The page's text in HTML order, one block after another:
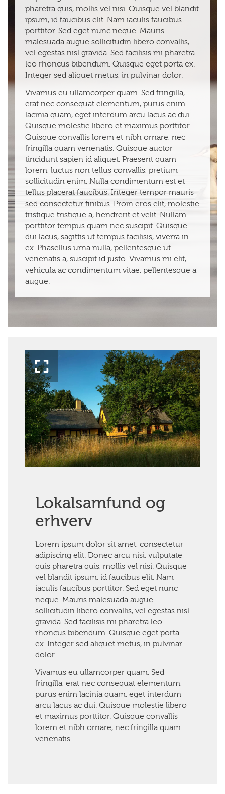
pharetra quis, mollis vel nisi. Quisque vel blandit
ipsum, id faucibus elit. Nam iaculis faucibus
porttitor. Sed eget nunc neque. Mauris
malesuada augue sollicitudin libero convallis,
vel egestas nisl gravida. Sed facilisis mi pharetra
leo rhoncus bibendum. Quisque eget porta ex.
Integer sed aliquet metus, in pulvinar dolor.
Vivamus eu ullamcorper quam. Sed fringilla,
erat nec consequat elementum, purus enim
lacinia quam, eget interdum arcu lacus ac dui.
Quisque molestie libero et maximus porttitor.
Quisque convallis lorem et nibh ornare, nec
fringilla quam venenatis. Quisque auctor
tincidunt sapien id aliquet. Praesent quam
lorem, luctus non tellus convallis, pretium
sollicitudin enim. Nulla condimentum est et
tellus placerat faucibus. Integer tempor mauris
sed consectetur finibus. Proin eros elit, molestie
tristique tristique a, hendrerit et velit. Nullam
porttitor tempus quam nec suscipit. Quisque
dui lacus, sagittis ut tempus facilisis, viverra in
ex. Phasellus urna nulla, pellentesque ut
venenatis a, suscipit id justo. Vivamus mi elit,
vehicula ac condimentum vitae, pellentesque a
augue.
Lokalsamfund og
erhverv
Lorem ipsum dolor sit amet, consectetur
adipiscing elit. Donec arcu nisi, vulputate
quis pharetra quis, mollis vel nisi. Quisque
vel blandit ipsum, id faucibus elit. Nam
iaculis faucibus porttitor. Sed eget nunc
neque. Mauris malesuada augue
sollicitudin libero convallis, vel egestas nisl
gravida. Sed facilisis mi pharetra leo
rhoncus bibendum. Quisque eget porta
ex. Integer sed aliquet metus, in pulvinar
dolor.
Vivamus eu ullamcorper quam. Sed
fringilla, erat nec consequat elementum,
purus enim lacinia quam, eget interdum
arcu lacus ac dui. Quisque molestie libero
et maximus porttitor. Quisque convallis
lorem et nibh ornare, nec fringilla quam
venenatis.